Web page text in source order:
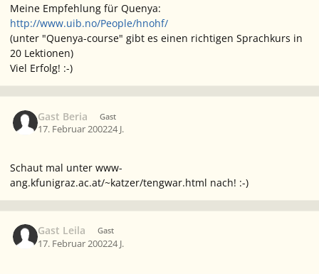
Meine Empfehlung für Quenya:
http://www.uib.no/People/hnohf/
(unter "Quenya-course" gibt es einen richtigen Sprachkurs in
20 Lektionen)
Viel Erfolg! :-)
Gast Beria Gast
17. Februar 200224 J.
Schaut mal unter www-
ang.kfunigraz.ac.at/~katzer/tengwar.html nach! :-)
Gast Leila Gast
17. Februar 200224 J.